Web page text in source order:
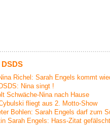
DSDS
Richel: Sarah Engels kommt
Nina singt !
Schwäche-Nina nach Hause
fliegt aus 2. Motto-Show
Bohlen: Sarah Engels darf zum
Sarah Engels: Hass-Zitat